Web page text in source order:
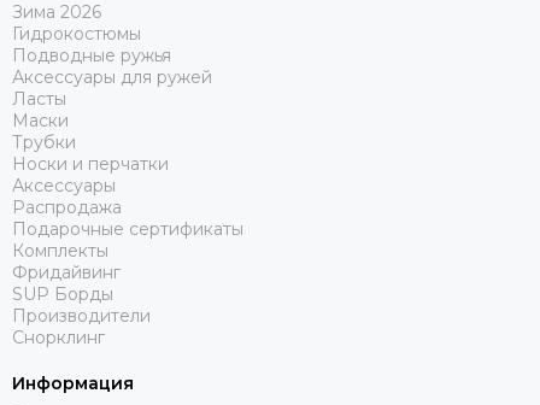
Зима 2026
Гидрокостюмы
Подводные ружья
Аксессуары для ружей
Ласты
Маски
Трубки
Носки и перчатки
Аксессуары
Распродажа
Подарочные сертификаты
Комплекты
Фридайвинг
SUP Борды
Производители
Снорклинг
Информация